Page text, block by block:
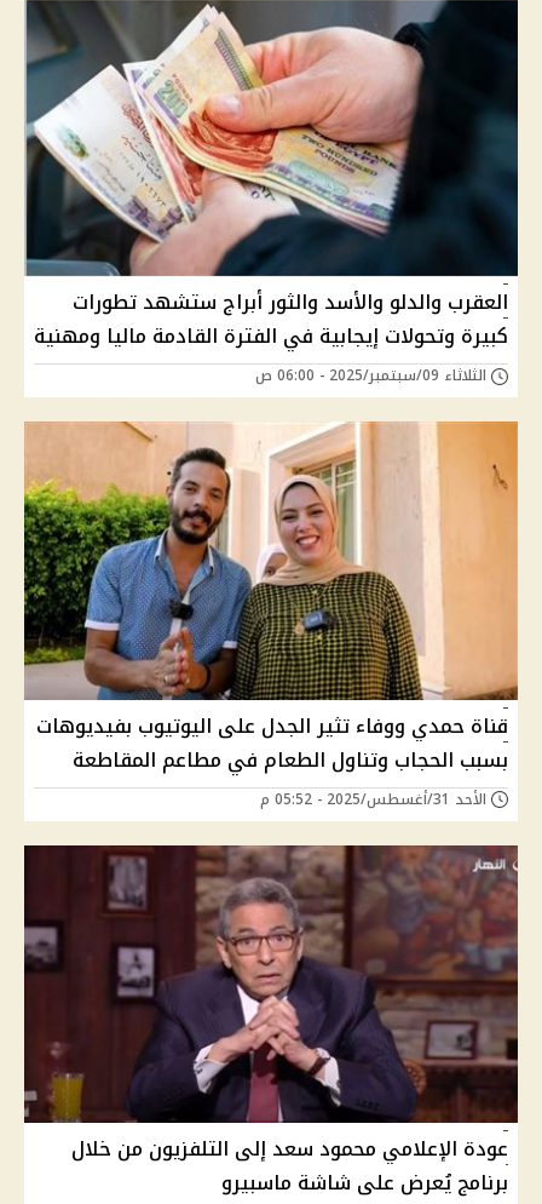
العقرب والدلو والأسد والثور أبراج ستشهد تطورات
كبيرة وتحولات إيجابية في الفترة القادمة ماليا ومهنية
الثلاثاء 09/سبتمبر/2025 - 06:00 ص
قناة حمدي ووفاء تثير الجدل على اليوتيوب بفيديوهات
بسبب الحجاب وتناول الطعام في مطاعم المقاطعة
الأحد 31/أغسطس/2025 - 05:52 م
عودة الإعلامي محمود سعد إلى التلفزيون من خلال
برنامج يُعرض على شاشة ماسبيرو